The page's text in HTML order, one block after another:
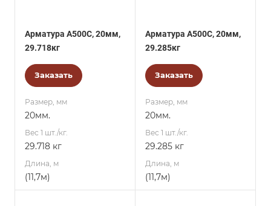
Арматура А500С, 20мм,
29.718кг
Заказать
Размер, мм
20мм.
Вес 1 шт./кг.
29.718 кг
Длина, м
(11,7м)
Арматура А500С, 20мм,
29.285кг
Заказать
Размер, мм
20мм.
Вес 1 шт./кг.
29.285 кг
Длина, м
(11,7м)